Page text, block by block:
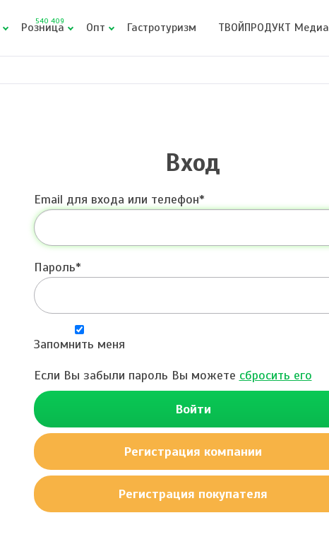
Розница
540 409 Опт Гастротуризм ТВОЙПРОДУКТ Медиа
Вход
Email для входа или телефон
Пароль
Запомнить меня
Если Вы забыли пароль Вы можете сбросить его
Войти
Регистрация компании
Регистрация покупателя